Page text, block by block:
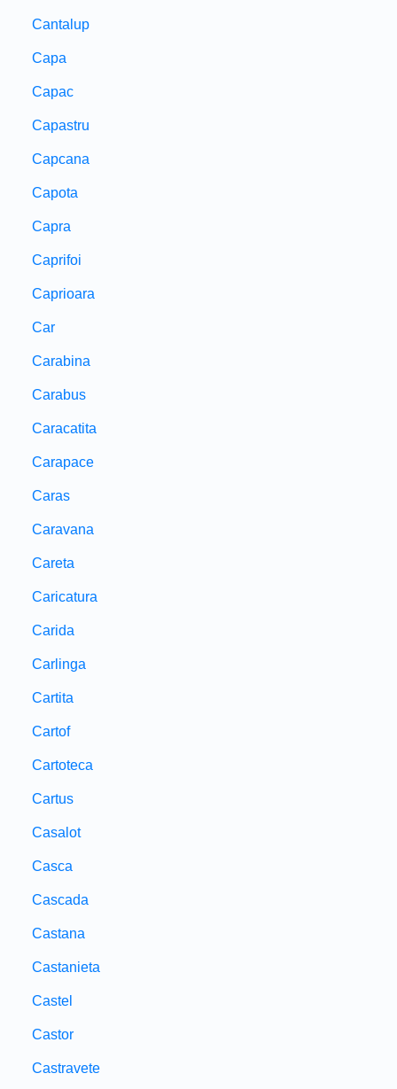
Cantalup
Capa
Capac
Capastru
Capcana
Capota
Capra
Caprifoi
Caprioara
Car
Carabina
Carabus
Caracatita
Carapace
Caras
Caravana
Careta
Caricatura
Carida
Carlinga
Cartita
Cartof
Cartoteca
Cartus
Casalot
Casca
Cascada
Castana
Castanieta
Castel
Castor
Castravete